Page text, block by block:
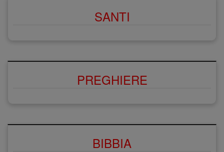
SANTI
PREGHIERE
BIBBIA